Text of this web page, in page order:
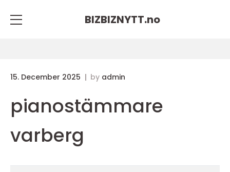
BIZBIZNYTT.no
15. December 2025 by admin
pianostämmare
varberg